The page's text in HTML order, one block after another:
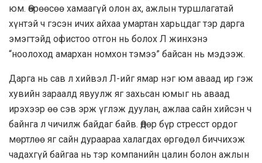
юм. Өөрөөсөө хамаагүй олон ах, ажлын туршлагатай
хүнтэй ч гэсэн ичих айхаа умартан харьцдаг тэр дарга
эмэгтэйд офистоо отгон нь болох Л жинхэнэ
“ноолоход амархан номхон тэмээ” байсан нь мэдээж.
Дарга нь сав л хийвэл Л-ийг ямар нэг юм аваад ир гэж
хувийн зараалд явуулж яг захьсан юмыг нь аваад
ирэхээр өө сэв эрж үглэж дуулан, ажлаа сайн хийсэн ч
байнга л чичилж байдаг байв. Өдөр бүр стресст ордог
мөртлөө яг сайн дураараа халагдах өргөдөл биччихэж
чадахгүй байгаа нь тэр компанийн цалин болон ажлын